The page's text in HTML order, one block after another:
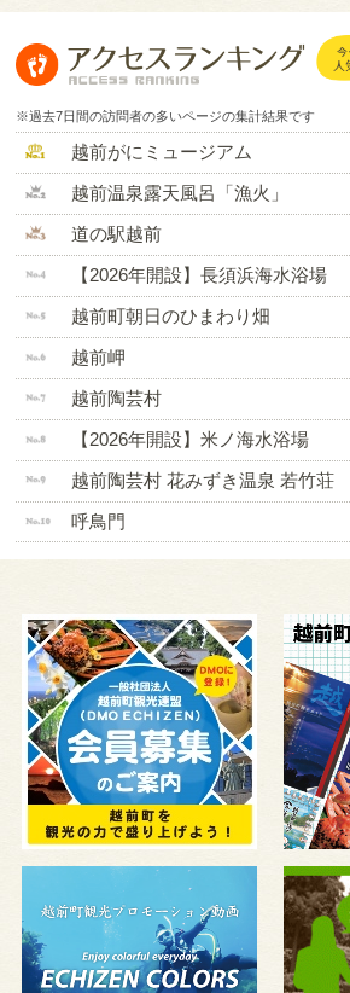
※過去7日間の訪問者の多いページの集計結果です
越前がにミュージアム
越前温泉露天風呂「漁火」
道の駅越前
【2026年開設】長須浜海水浴場
越前町朝日のひまわり畑
越前岬
越前陶芸村
【2026年開設】米ノ海水浴場
越前陶芸村 花みずき温泉 若竹荘
呼鳥門